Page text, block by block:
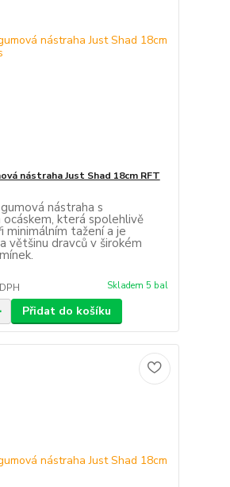
nástraha Just Shad 18cm RFT
nástraha s
která spolehlivě
minimálním tažení a je
většinu dravců v širokém
Skladem 5 bal
Přidat do košíku